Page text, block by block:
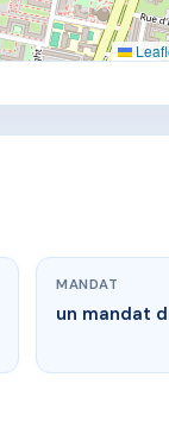
MANDAT
un mandat